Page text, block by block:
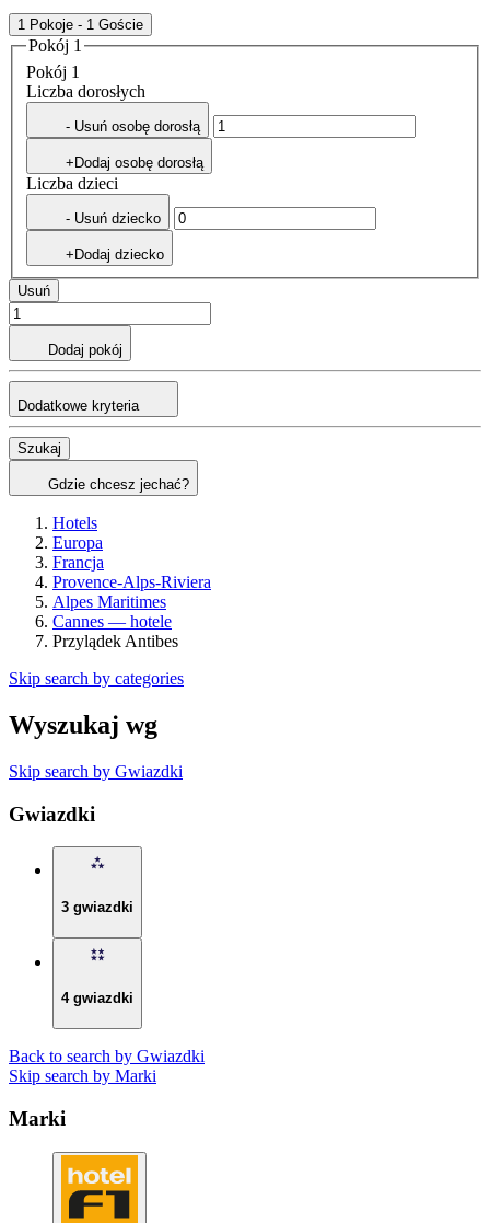
1 Pokoje - 1 Goście
Pokój 1
Pokój 1
Liczba dorosłych
- Usuń osobę dorosłą
+Dodaj osobę dorosłą
Liczba dzieci
- Usuń dziecko
+Dodaj dziecko
Usuń
Dodaj pokój
Dodatkowe kryteria
Szukaj
Gdzie chcesz jechać?
Hotels
Europa
Francja
Provence-Alps-Riviera
Alpes Maritimes
Cannes — hotele
Przylądek Antibes
Skip search by categories
Wyszukaj wg
Skip search by Gwiazdki
Gwiazdki
3 gwiazdki
4 gwiazdki
Back to search by Gwiazdki
Skip search by Marki
Marki